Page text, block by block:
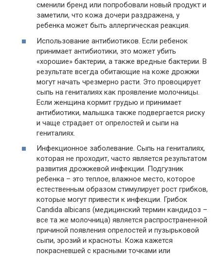
сменили бренд или попробовали новый продукт и
заметили, что кожа дочери раздражена, у
ребенка может быть аллергическая реакция.
Использование антибиотиков. Если ребенок
принимает антибиотики, это может убить
«хорошие» бактерии, а также вредные бактерии. В
результате всегда обитающие на коже дрожжи
могут начать чрезмерно расти. Это провоцирует
сыпь на гениталиях как проявление молочницы.
Если женщина кормит грудью и принимает
антибиотики, малышка также подвергается риску
и чаще страдает от опрелостей и сыпи на
гениталиях.
Инфекционное заболевание. Сыпь на гениталиях,
которая не проходит, часто является результатом
развития дрожжевой инфекции. Подгузник
ребенка – это теплое, влажное место, которое
естественным образом стимулирует рост грибков,
которые могут привести к инфекции. Грибок
Candida albicans (медицинский термин кандидоз –
все та же молочница) является распространенной
причиной появления опрелостей и пузырьковой
сыпи, эрозий и красноты. Кожа кажется
покрасневшей с красными точками или